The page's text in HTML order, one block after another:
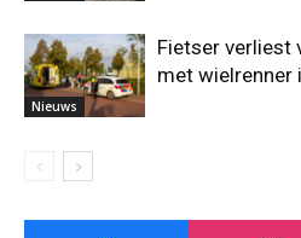
Nieuws
Fietser verliest
met wielrenner